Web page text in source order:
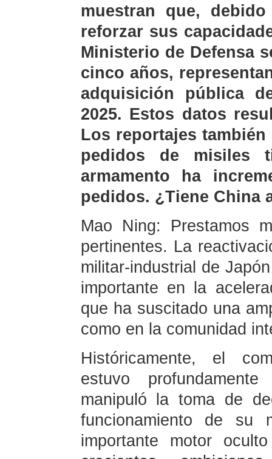
muestran que,
reforzar sus
Ministerio de Defensa
cinco años,
adquisición pública
2025. Estos datos
Los reportajes
pedidos de misiles
armamento ha
pedidos. ¿Tiene China
Mao Ning: Prestamos
pertinentes. La
militar-industrial de
importante en la
que ha suscitado una
como en la comunidad
Históricamente, el
estuvo
manipuló la toma de
funcionamiento de su
importante motor